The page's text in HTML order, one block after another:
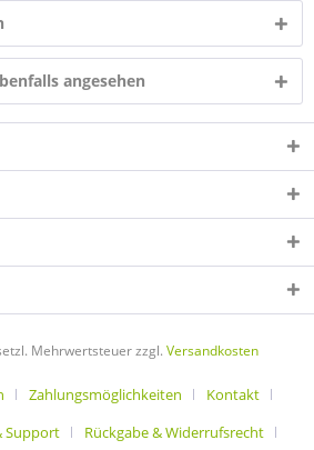
angesehen
Mehrwertsteuer zzgl. Versandkosten
Zahlungsmöglichkeiten
Kontakt
Support Rückgabe & Widerrufsrecht